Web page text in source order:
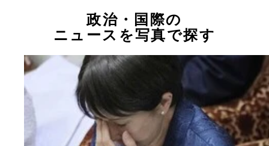
政治・国際の
ニュースを写真で探す